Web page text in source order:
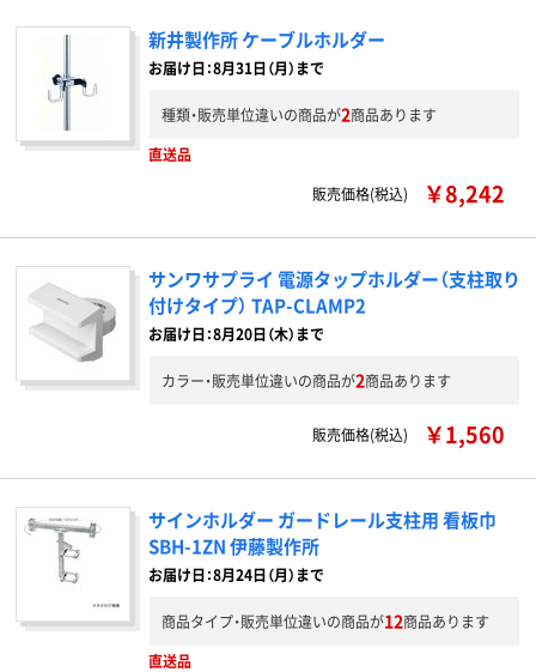
新井製作所 ケーブルホルダー
お届け日：8月31日（月）まで
種類・販売単位違いの商品が2商品あります
直送品
販売価格(税込)
￥8,242
サンワサプライ 電源タップホルダー（支柱取り
付けタイプ） TAP-CLAMP2
お届け日：8月20日（木）まで
カラー・販売単位違いの商品が2商品あります
販売価格(税込) ￥1,560
サインホルダー ガードレール支柱用 看板巾
SBH-1ZN 伊藤製作所
お届け日：8月24日（月）まで
商品タイプ・販売単位違いの商品が12商品あります
直送品